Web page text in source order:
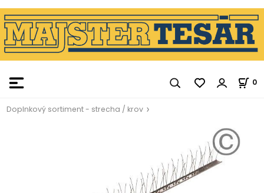
0
Doplnkový sortiment - strecha / krov